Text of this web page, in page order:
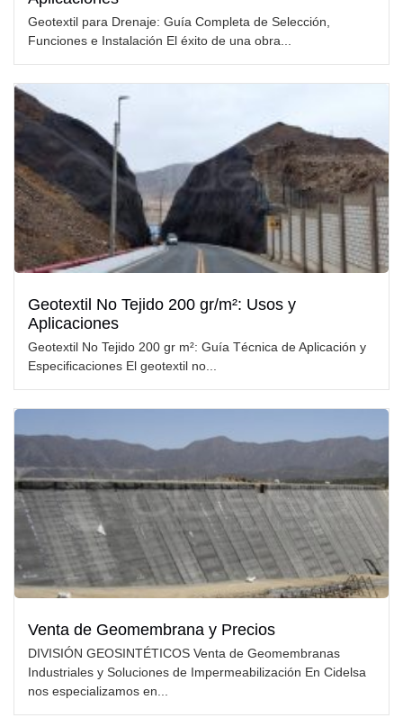
Geotextil para Drenaje: Guía Completa de Selección,
Funciones e Instalación El éxito de una obra...
Geotextil No Tejido 200 gr/m²: Usos y
Aplicaciones
Geotextil No Tejido 200 gr m²: Guía Técnica de Aplicación y
Especificaciones El geotextil no...
Venta de Geomembrana y Precios
DIVISIÓN GEOSINTÉTICOS Venta de Geomembranas
Industriales y Soluciones de Impermeabilización En Cidelsa
nos especializamos en...